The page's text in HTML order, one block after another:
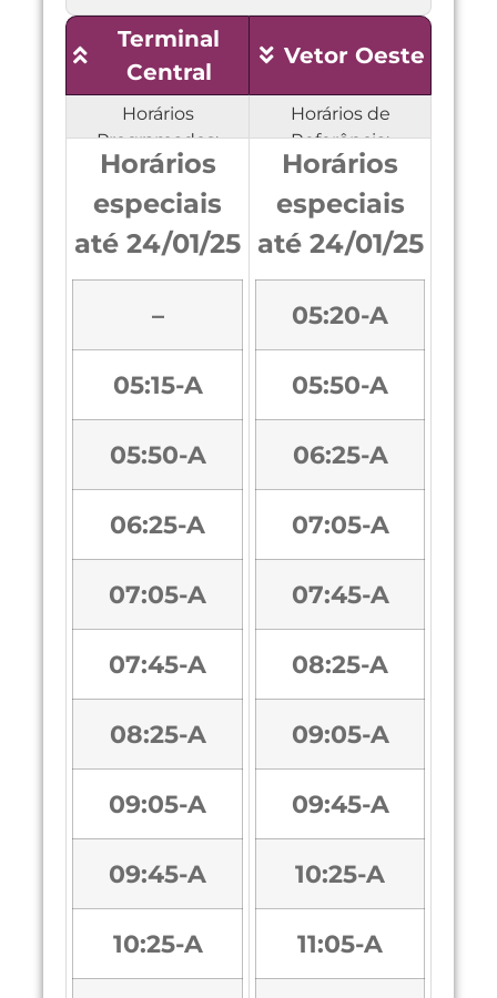
Terminal
Central
Vetor Oeste
Horários
Programados:
Horários de
Referência:
Horários
especiais
até 24/01/25
–
05:15-A
05:50-A
06:25-A
07:05-A
07:45-A
08:25-A
09:05-A
09:45-A
10:25-A
Horários
especiais
até 24/01/25
05:20-A
05:50-A
06:25-A
07:05-A
07:45-A
08:25-A
09:05-A
09:45-A
10:25-A
11:05-A